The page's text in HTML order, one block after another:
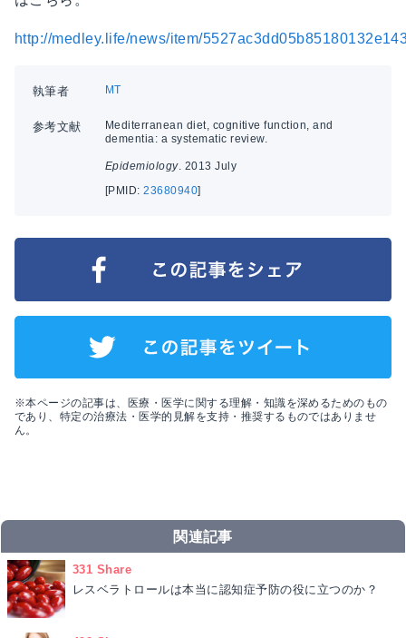
http://medley.life/news/item/
執筆者 MT
参考文献
Mediterranean diet, cognitive function, and
dementia: a systematic review.
Epidemiology. 2013 July
[PMID:23680940]
※本ページの記事は、医療・医学に関する理解・知識を深めるためのもの
であり、特定の治療法・医学的見解を支持・推奨するものではありませ
ん。
関連記事
331 Share
レスベラトロールは本当に認知症予防の役に立つのか？